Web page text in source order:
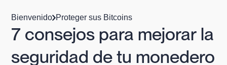
Bienvenido Proteger sus Bitcoins
7 consejos para mejorar la
seguridad de tu monedero